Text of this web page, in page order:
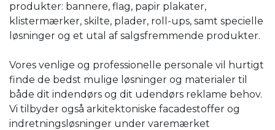
produkter: bannere, flag, papir plakater,
klistermærker, skilte, plader, roll-ups, samt specielle
løsninger og et utal af salgsfremmende produkter.
Vores venlige og professionelle personale vil hurtigt
finde de bedst mulige løsninger og materialer til
både dit indendørs og dit udendørs reklame behov.
Vi tilbyder også arkitektoniske facadestoffer og
indretningsløsninger under varemærket